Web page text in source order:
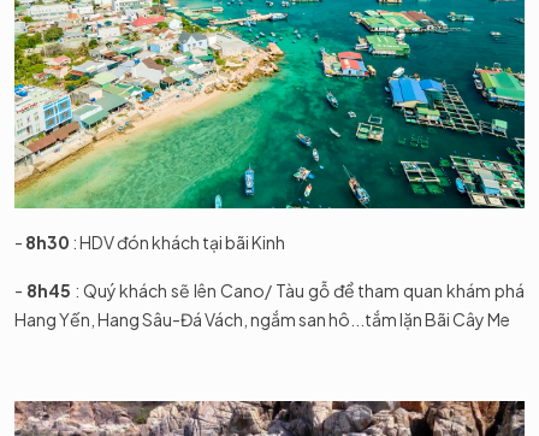
- 8h30 : HDV đón khách tại bãi Kinh
- 8h45 : Quý khách sẽ lên Cano/ Tàu gỗ để tham quan khám phá
Hang Yến, Hang Sâu-Đá Vách, ngắm san hô...tắm lặn Bãi Cây Me